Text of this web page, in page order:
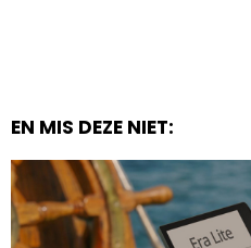
EN MIS DEZE NIET: